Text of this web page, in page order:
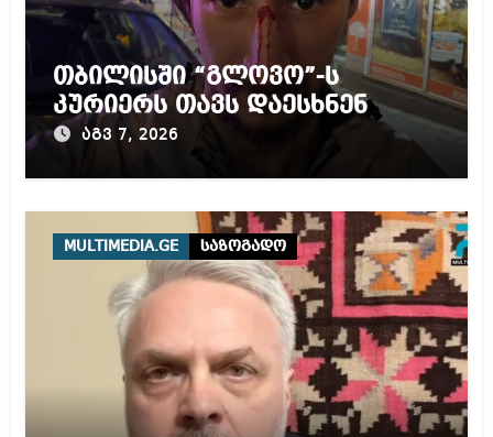
თბილისში “გლოვო”-ს
კურიერს თავს დაესხნენ
აგვ 7, 2026
MULTIMEDIA.GE საზოგადო